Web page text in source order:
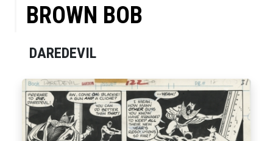
BROWN BOB
DAREDEVIL